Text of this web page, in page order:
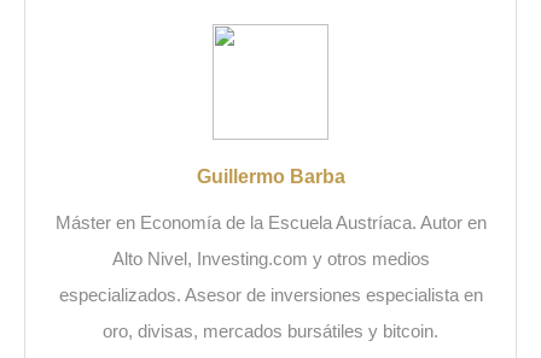
Guillermo Barba
Máster en Economía de la Escuela Austríaca. Autor en
Alto Nivel, Investing.com y otros medios
especializados. Asesor de inversiones especialista en
oro, divisas, mercados bursátiles y bitcoin.